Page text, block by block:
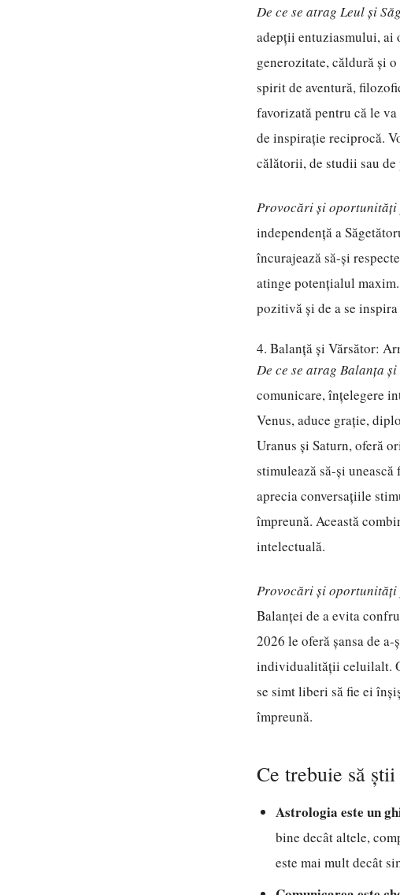
De ce se atrag Leul și
adepții entuziasmului, ai
generozitate, căldură și
spirit de aventură,
favorizată pentru că le
de inspirație reciprocă.
călătorii, de studii sau
Provocări și oportunități
independență a
încurajează să-și
atinge potențialul
pozitivă și de a se
4. Balanță și Vărsător:
De ce se atrag Balanța
comunicare, înțelegere
Venus, aduce grație,
Uranus și Saturn, oferă
stimulează să-și
aprecia conversațiile
împreună. Această
intelectuală.
Provocări și oportunități
Balanței de a evita
2026 le oferă șansa de
individualității celuilalt.
se simt liberi să fie ei
împreună.
Ce trebuie să
Astrologia este un
bine decât altele,
este mai mult decât